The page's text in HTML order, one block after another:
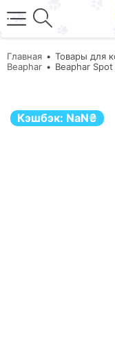
Главная Товары для
Beaphar
Beaphar
Кэшбэк: NaN₴